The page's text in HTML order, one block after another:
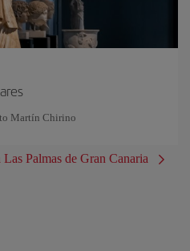
Martín Chirino
Palmas de Gran Canaria